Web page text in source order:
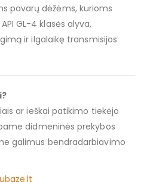
pavarų dėžėms, kurioms
GL-4 klasės alyva,
ir ilgalaikę transmisijos
ar ieškai patikimo tiekėjo
didmeninės prekybos
galimus bendradarbiavimo